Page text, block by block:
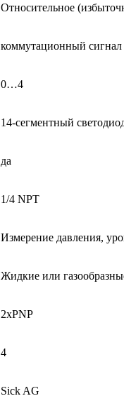
Относительное
коммутационный сигнал
0…4
14-сегментный
да
1/4 NPT
Измерение давления,
Жидкие или
2xPNP
4
Sick AG